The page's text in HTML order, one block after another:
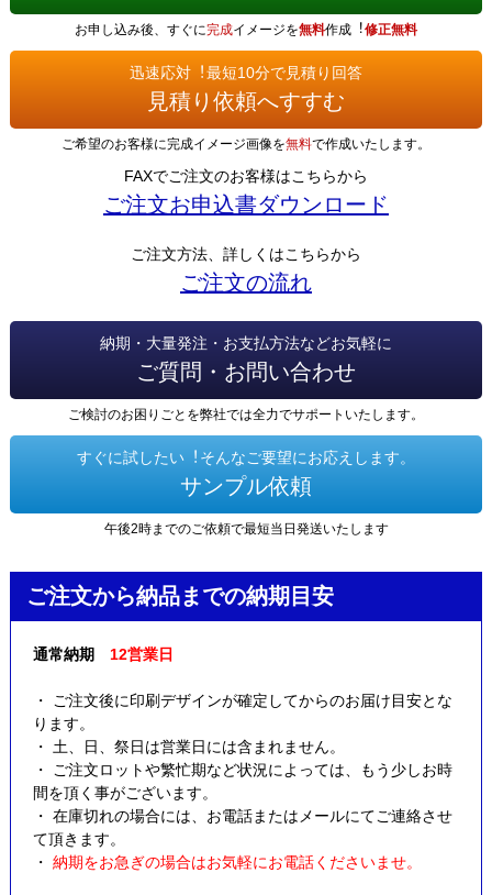
お申し込み後、すぐに完成イメージを無料作成︕修正無料
迅速応対︕最短10分で見積り回答
見積り依頼へすすむ
ご希望のお客様に完成イメージ画像を無料で作成いたします。
FAXでご注文のお客様はこちらから
ご注文お申込書ダウンロード
ご注文方法、詳しくはこちらから
ご注文の流れ
納期・大量発注・お支払方法などお気軽に
ご質問・お問い合わせ
ご検討のお困りごとを弊社では全力でサポートいたします。
すぐに試したい︕そんなご要望にお応えします。
サンプル依頼
午後2時までのご依頼で最短当日発送いたします
ご注文から納品までの納期目安
通常納期 12営業日
・ ご注文後に印刷デザインが確定してからのお届け目安とな
ります。
・ 土、日、祭日は営業日には含まれません。
・ ご注文ロットや繁忙期など状況によっては、もう少しお時
間を頂く事がございます。
・ 在庫切れの場合には、お電話またはメールにてご連絡させ
て頂きます。
・ 納期をお急ぎの場合はお気軽にお電話くださいませ。